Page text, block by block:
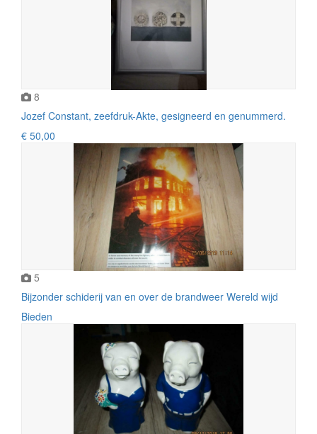
8
Jozef Constant, zeefdruk-Akte, gesigneerd en genummerd.
€ 50,00
5
Bijzonder schiderij van en over de brandweer Wereld wijd
Bieden